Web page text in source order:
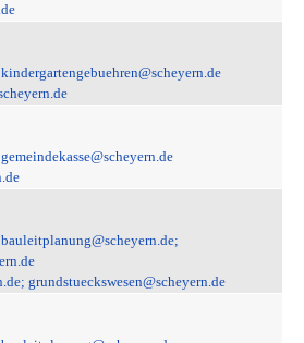
grundstueckswesen@scheyern.de